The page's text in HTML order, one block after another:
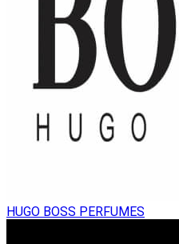
HUGO BOSS PERFUMES